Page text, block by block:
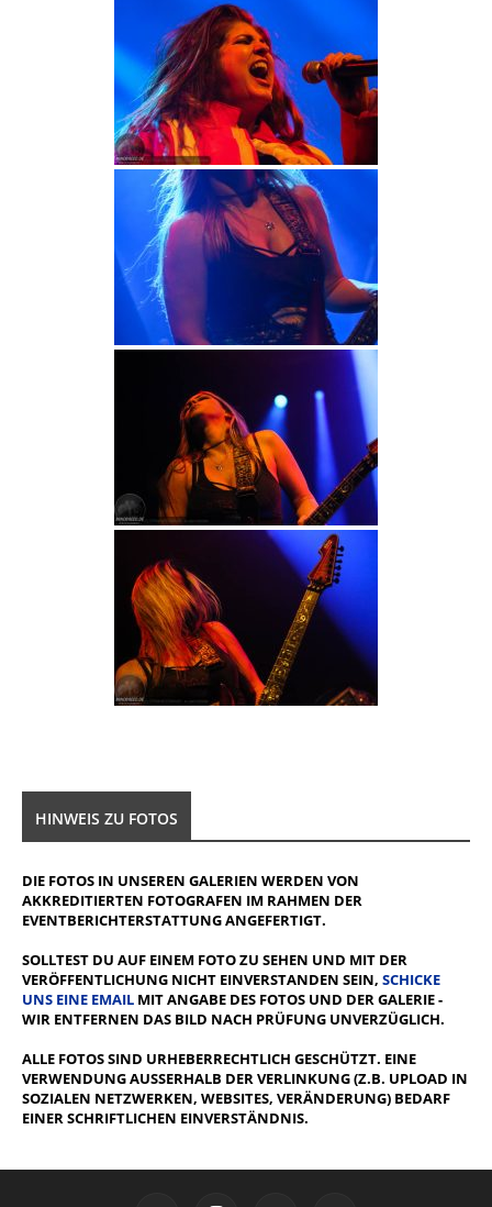
HINWEIS ZU FOTOS
DIE FOTOS IN UNSEREN GALERIEN WERDEN VON
AKKREDITIERTEN FOTOGRAFEN IM RAHMEN DER
EVENTBERICHTERSTATTUNG ANGEFERTIGT.
SOLLTEST DU AUF EINEM FOTO ZU SEHEN UND MIT DER
VERÖFFENTLICHUNG NICHT EINVERSTANDEN SEIN, SCHICKE
UNS EINE EMAIL MIT ANGABE DES FOTOS UND DER GALERIE -
WIR ENTFERNEN DAS BILD NACH PRÜFUNG UNVERZÜGLICH.
ALLE FOTOS SIND URHEBERRECHTLICH GESCHÜTZT. EINE
VERWENDUNG AUSSERHALB DER VERLINKUNG (Z.B. UPLOAD IN S
OZIALEN NETZWERKEN, WEBSITES, VERÄNDERUNG) BEDARF E
INER SCHRIFTLICHEN EINVERSTÄNDNIS.